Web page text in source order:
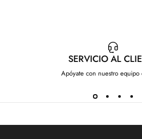
SERVICIO AL
Apóyate con nuestro equipo